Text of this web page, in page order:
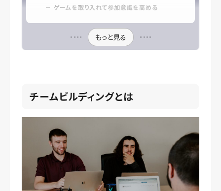
ゲームを取り入れて参加意識を高める
もっと見る
チームビルディングとは